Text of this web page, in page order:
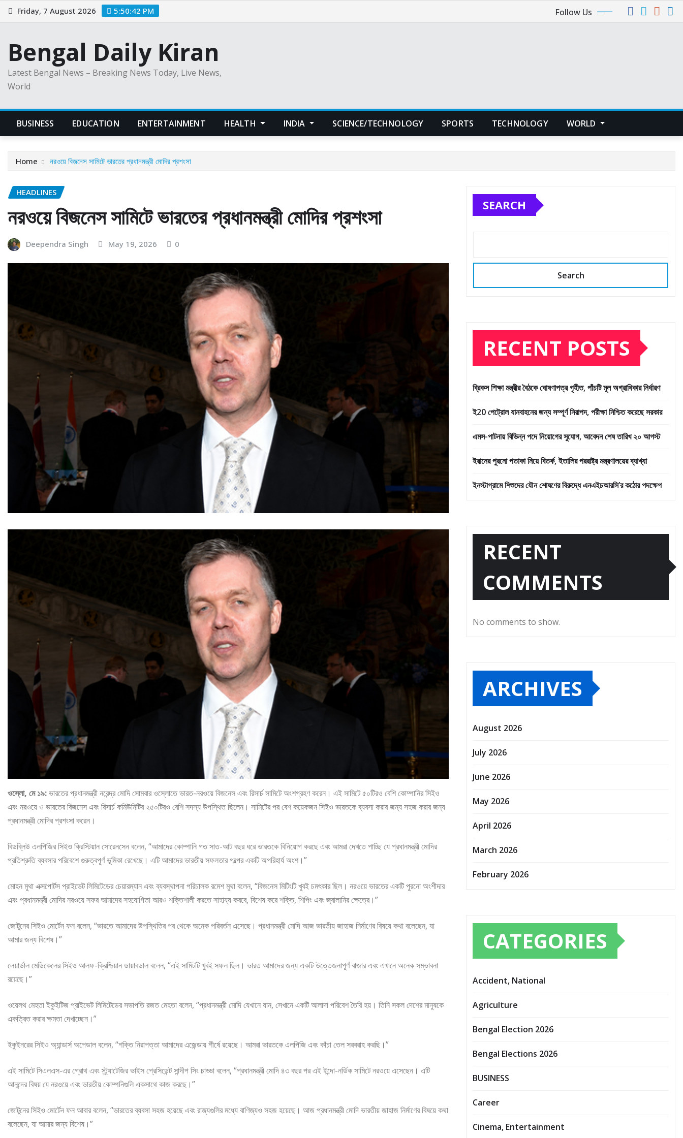
Skip
to
Friday, 7 August 2026 5:50:44 PM Follow Us
Bengal Daily Kiran
Latest Bengal News – Breaking News Today, Live News,
World
BUSINESS EDUCATION ENTERTAINMENT HEALTH INDIA SCIENCE/TECHNOLOGY SPORTS TECHNOLOGY WORLD
Home নরওয়ে বিজনেস সামিটে ভারতের প্রধানমন্ত্রী মোদির প্রশংসা
HEADLINES
নরওয়ে বিজনেস সামিটে ভারতের প্রধানমন্ত্রী মোদির প্রশংসা
Deependra Singh May 19, 2026 0
ওস্লো, মে ১৯:ভারতের প্রধানমন্ত্রী নরেন্দ্র মোদি সোমবার ওস্লোতে ভারত-নরওয়ে বিজনেস এবং রিসার্চ সামিটে অংশগ্রহণ করেন। এই সামিটে ৫০টিরও বেশি কোম্পানির সিইও
এবং নরওয়ে ও ভারতের বিজনেস এবং রিসার্চ কমিউনিটির ২৫০টিরও বেশি সদস্য উপস্থিত ছিলেন। সামিটের পর বেশ কয়েকজন সিইও ভারতকে ব্যবসা করার জন্য সহজ করার জন্য
প্রধানমন্ত্রী মোদির প্রশংসা করেন।
বিডব্লিউ এলপিজির সিইও ক্রিস্টিয়ান সোরেনসেন বলেন, “আমাদের কোম্পানি গত সাত-আট বছর ধরে ভারতকে বিনিয়োগ করছে এবং আমরা দেখতে পাচ্ছি যে প্রধানমন্ত্রী মোদির
প্রতিশ্রুতি ব্যবসার পরিবেশে গুরুত্বপূর্ণ ভূমিকা রেখেছে। এটি আমাদের ভারতীয় সফলতার গল্পের একটি অপরিহার্য অংশ।”
মোহন মুথা এক্সপোর্টস প্রাইভেট লিমিটেডের চেয়ারম্যান এবং ব্যবস্থাপনা পরিচালক রমেশ মুথা বলেন, “বিজনেস মিটিংটি খুবই চমৎকার ছিল। নরওয়ে ভারতের একটি পুরনো অংশীদার
এবং প্রধানমন্ত্রী মোদির নরওয়ে সফর আমাদের সহযোগিতা আরও শক্তিশালী করতে সাহায্য করবে, বিশেষ করে শক্তি, শিপিং এবং জ্বালানির ক্ষেত্রে।”
জোটুনের সিইও মোর্টেন ফন বলেন, “ভারতে আমাদের উপস্থিতির পর থেকে অনেক পরিবর্তন এসেছে। প্রধানমন্ত্রী মোদি আজ ভারতীয় জাহাজ নির্মাণের বিষয়ে কথা বলেছেন, যা
আমার জন্য বিশেষ।”
লেয়ার্ডাল মেডিকেলের সিইও আলফ-ক্রিশ্চিয়ান ডায়াবডাল বলেন, “এই সামিটটি খুবই সফল ছিল। ভারত আমাদের জন্য একটি উত্তেজনাপূর্ণ বাজার এবং এখানে অনেক সম্ভাবনা
রয়েছে।”
ওয়েলথ মেহতা ইকুইটিজ প্রাইভেট লিমিটেডের সভাপতি রজত মেহতা বলেন, “প্রধানমন্ত্রী মোদি যেখানে যান, সেখানে একটি আলাদা পরিবেশ তৈরি হয়। তিনি সকল দেশের মানুষকে
একত্রিত করার ক্ষমতা দেখাচ্ছেন।”
ইকুইনরের সিইও অ্যান্ডার্স অপেডাল বলেন, “শক্তি নিরাপত্তা আমাদের এজেন্ডায় শীর্ষে রয়েছে। আমরা ভারতকে এলপিজি এবং কাঁচা তেল সরবরাহ করছি।”
এই সামিটে সিএলএস-এর গ্রোথ এবং স্ট্র্যাটেজির ভাইস প্রেসিডেন্ট সান্দীপ সিং চাড্ডা বলেন, “প্রধানমন্ত্রী মোদি ৪৩ বছর পর এই ইন্দো-নর্ডিক সামিটে নরওয়ে এসেছেন। এটি
আনন্দের বিষয় যে নরওয়ে এবং ভারতীয় কোম্পনিগুলি একসাথে কাজ করছে।”
জোটুনের সিইও মোর্টেন ফন আবার বলেন, “ভারতের ব্যবসা সহজ হয়েছে এবং রাজ্যগুলির মধ্যে বাণিজ্যও সহজ হয়েছে। আজ প্রধানমন্ত্রী মোদি ভারতীয় জাহাজ নির্মাণের বিষয়ে কথা
বলেছেন, যা আমার জন্য বিশেষ।”
SEARCH
Search
RECENT POSTS
ব্রিকস শিক্ষা মন্ত্রীর বৈঠকে ঘোষণাপত্র গৃহীত, পাঁচটি মূল অগ্রাধিকার নির্ধারণ
ই20 পেট্রোল যানবাহনের জন্য সম্পূর্ণ নিরাপদ, পরীক্ষা নিশ্চিত করেছে সরকার
এমস-পাটনায় বিভিন্ন পদে নিয়োগের সুযোগ, আবেদন শেষ তারিখ ২০ আগস্ট
ইরানের পুরনো পতাকা নিয়ে বিতর্ক, ইতালির পররাষ্ট্র মন্ত্রণালয়ের ব্যাখ্যা
ইনস্টাগ্রামে শিশুদের যৌন শোষণের বিরুদ্ধে এনএইচআরসি’র কঠোর পদক্ষেপ
RECENT
COMMENTS
No comments to show.
ARCHIVES
August 2026
July 2026
June 2026
May 2026
April 2026
March 2026
February 2026
CATEGORIES
Accident, National
Agriculture
Bengal Election 2026
Bengal Elections 2026
BUSINESS
Career
Cinema, Entertainment